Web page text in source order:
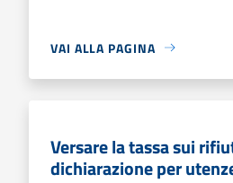
VAI ALLA PAGINA
Versare la tassa sui
dichiarazione per